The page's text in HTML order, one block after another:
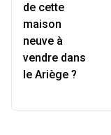
de cette
maison
neuve à
vendre dans
le Ariège ?